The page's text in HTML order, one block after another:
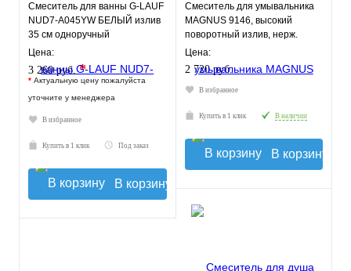
Смеситель для ванны G-LAUF
NUD7-A045YW БЕЛЫЙ излив
35 см одноручный
Цена:
3 260 руб.*
* Актуальную цену пожалуйста
уточните у менеджера
В избранное
Купить в 1 клик Под заказ
В корзину
Смеситель для умывальника
MAGNUS 9146, высокий
поворотный излив, нерж.
сталь
Цена:
2 720 руб.
В избранное
Купить в 1 клик В наличии
В корзину